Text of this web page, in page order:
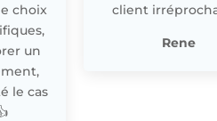
choix
un
le cas
client
Rene